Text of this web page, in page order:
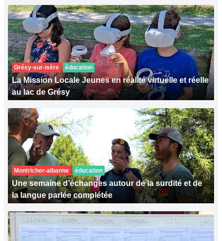
Grésy-sur-isère éducation
La Mission Locale Jeunes en réalité virtuelle et réelle
au lac de Grésy
Montricher-albanne éducation
Une semaine d’échanges autour de la surdité et de
la langue parlée complétée